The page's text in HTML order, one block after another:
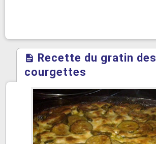
Recette du gratin des
courgettes